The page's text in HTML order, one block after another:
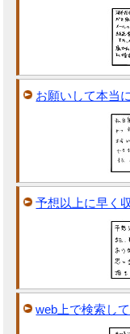
お願いして本当
予想以上に早く
web上で検索し